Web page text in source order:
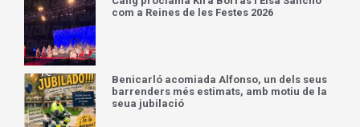
com a Reines de les Festes 2026
Benicarló acomiada Alfonso, un dels seus
barrenders més estimats, amb motiu de la
seua jubilació